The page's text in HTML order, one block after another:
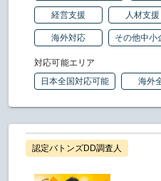
経営支援 人材支援
海外対応 その他中小
対応可能エリア
日本全国対応可能
海外
認定バトンズDD調査人